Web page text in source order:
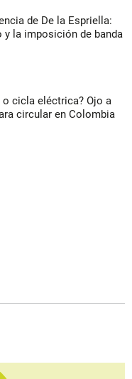
de De la Espriella:
y la imposición de banda
o cicla eléctrica? Ojo a
circular en Colombia